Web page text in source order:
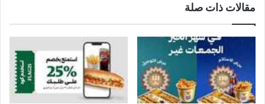
مقالات ذات صلة